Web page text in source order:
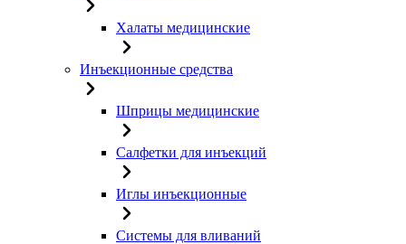
Халаты медицинские
Инъекционные средства
Шприцы медицинские
Салфетки для инъекций
Иглы инъекционные
Системы для вливаний